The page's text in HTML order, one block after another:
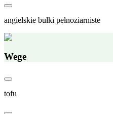
angielskie bułki pełnoziarniste
Wege
tofu